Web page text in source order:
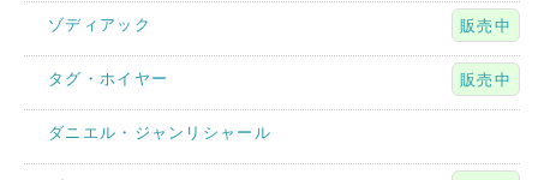
ゾディアック 販売中
タグ・ホイヤー 販売中
ダニエル・ジャンリシャール